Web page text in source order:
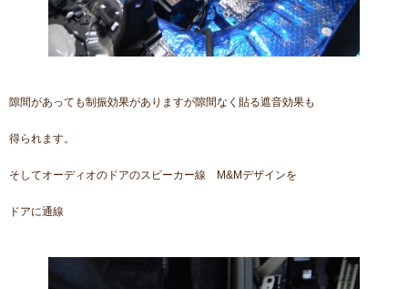
隙間があっても制振効果がありますが隙間なく貼る遮音効果も
得られます。
そしてオーディオのドアのスピーカー線 M&Mデザインを
ドアに通線